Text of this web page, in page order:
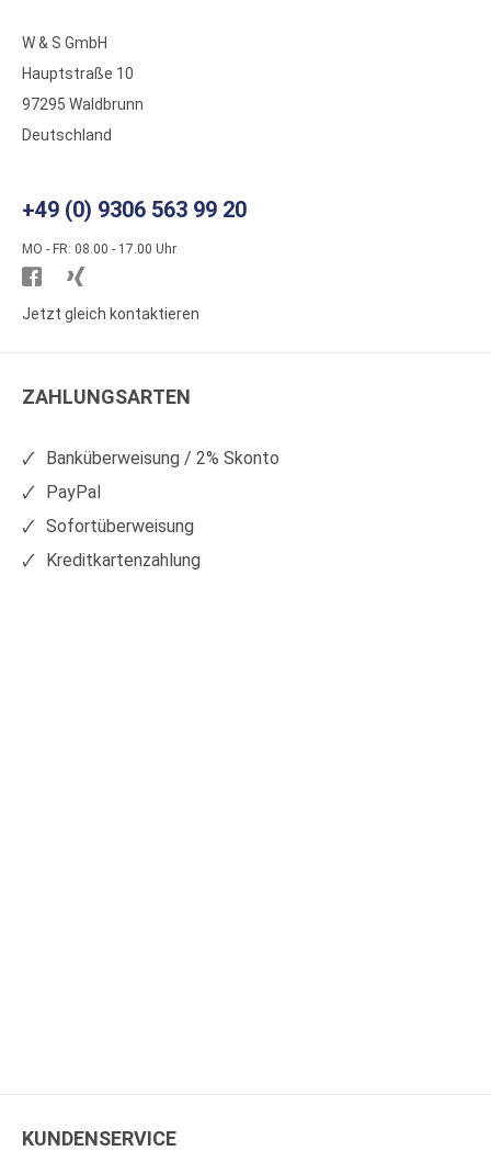
W & S GmbH
Hauptstraße 10
97295 Waldbrunn
Deutschland
+49 (0) 9306 563 99 20
MO - FR: 08.00 - 17.00 Uhr
Besuchen
Sie
auf
Sie
auf
Jetzt gleich kontaktieren
ZAHLUNGSARTEN
Banküberweisung / 2% Skonto
PayPal
Sofortüberweisung
Kreditkartenzahlung
KUNDENSERVICE